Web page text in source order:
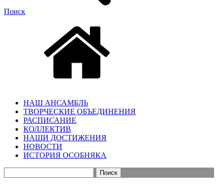
Поиск
НАШ АНСАМБЛЬ
ТВОРЧЕСКИЕ ОБЪЕДИНЕНИЯ
РАСПИСАНИЕ
КОЛЛЕКТИВ
НАШИ ДОСТИЖЕНИЯ
НОВОСТИ
ИСТОРИЯ ОСОБНЯКА